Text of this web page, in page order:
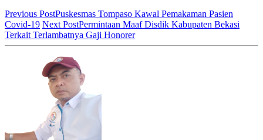
Previous PostPuskesmas Tompaso Kawal Pemakaman Pasien
Covid-19 Next PostPermintaan Maaf Disdik Kabupaten Bekasi
Terkait Terlambatnya Gaji Honorer